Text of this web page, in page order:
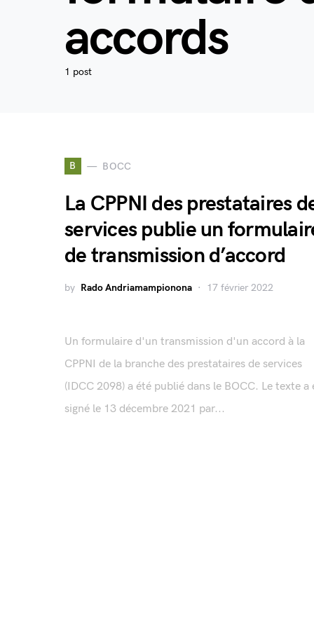
accords
1 post
B BOCC
La CPPNI des prestataires
services publie un
de transmission d’accord
by Rado Andriamampionona 17 février 2022
Un formulaire d'un transmission d'un accord à la
CPPNI de la branche des prestataires de services
(IDCC 2098) a été publié dans le BOCC. Le texte a
signé le 13 décembre 2021 par...